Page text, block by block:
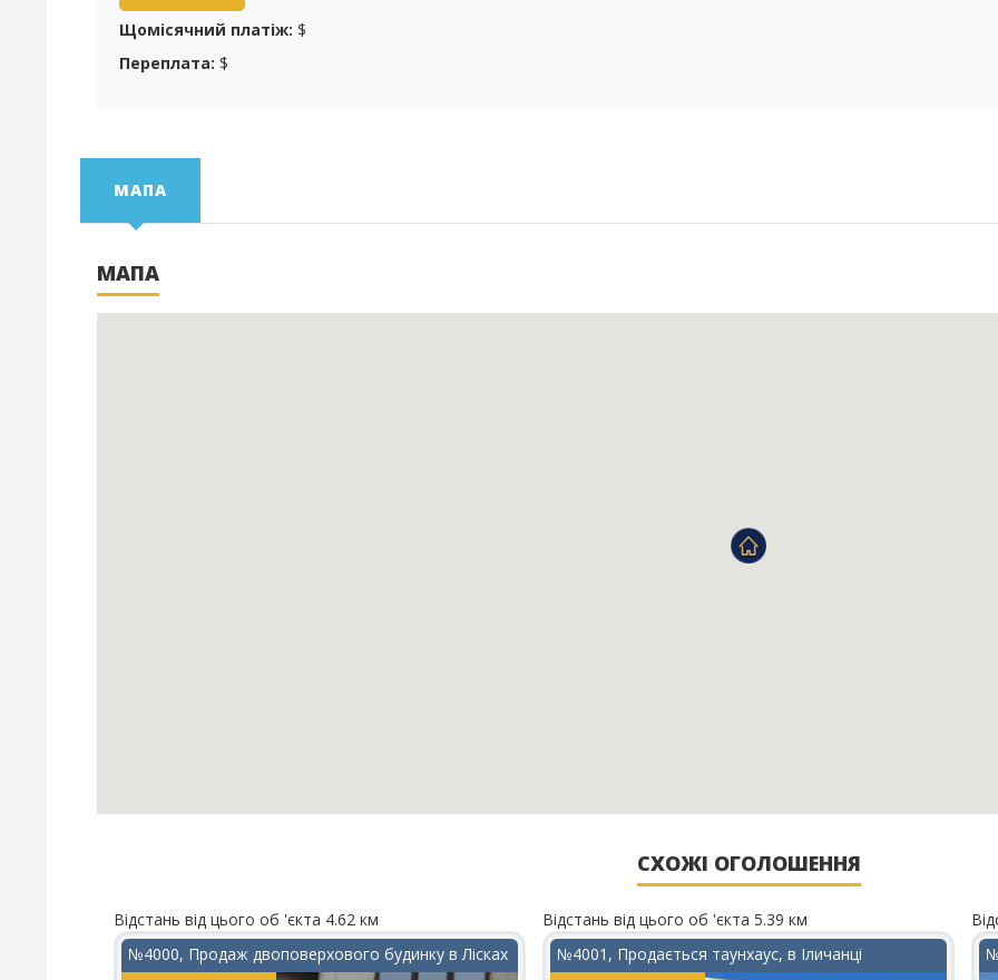
Щомісячний платіж: $
Переплата: $
МАПА
МАПА
СХОЖІ ОГОЛОШЕННЯ
Відстань від цього об 'єкта 4.62 км
№4000, Продаж двоповерхового будинку в Лісках
Відстань від цього об 'єкта 5.39 км
№4001, Продається таунхаус, в Іличанці